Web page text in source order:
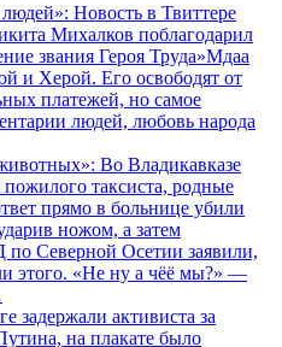
Новость в Твиттере
Михалков поблагодарил
звания Героя Труда»Мдаа
и Херой. Его освободят от
платежей, но самое
людей, любовь народа
Во Владикавказе
таксиста, родные
прямо в больнице убили
ножом, а затем
Северной Осетии заявили,
этого. «Не ну а чёё мы?» —
задержали активиста за
на плакате было